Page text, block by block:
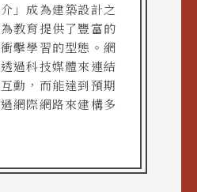
」成為建築設計之
教育提供了豐富的
擊學習的型態。網
過科技媒體來連結
動，而能達到預期
網際網路來建構多